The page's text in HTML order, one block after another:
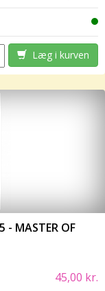
Læg i kurven
- MASTER OF
45,00 kr.